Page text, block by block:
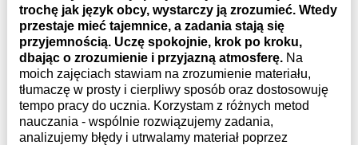
trochę jak język obcy, wystarczy ją zrozumieć. Wtedy
przestaje mieć tajemnice, a zadania stają się
przyjemnością. Uczę spokojnie, krok po kroku,
dbając o zrozumienie i przyjazną atmosferę. Na
moich zajęciach stawiam na zrozumienie materiału,
tłumaczę w prosty i cierpliwy sposób oraz dostosowuję
tempo pracy do ucznia. Korzystam z różnych metod
nauczania - wspólnie rozwiązujemy zadania,
analizujemy błędy i utrwalamy materiał poprzez